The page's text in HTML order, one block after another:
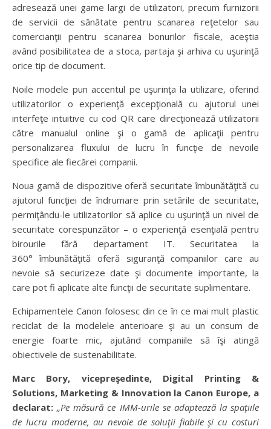
adresează unei game largi de utilizatori, precum furnizorii
de servicii de sănătate pentru scanarea reţetelor sau
comercianţii pentru scanarea bonurilor fiscale, aceştia
având posibilitatea de a stoca, partaja şi arhiva cu uşurinţă
orice tip de document.
Noile modele pun accentul pe uşurinţa la utilizare, oferind
utilizatorilor o experienţă excepţională cu ajutorul unei
interfeţe intuitive cu cod QR care direcţionează utilizatorii
către manualul online şi o gamă de aplicaţii pentru
personalizarea fluxului de lucru în funcţie de nevoile
specifice ale fiecărei companii.
Noua gamă de dispozitive oferă securitate îmbunătăţită cu
ajutorul funcţiei de îndrumare prin setările de securitate,
permiţându-le utilizatorilor să aplice cu uşurinţă un nivel de
securitate corespunzător – o experienţă esenţială pentru
birourile fără departament IT. Securitatea la
360° îmbunătăţită oferă siguranţă companiilor care au
nevoie să securizeze date şi documente importante, la
care pot fi aplicate alte funcţii de securitate suplimentare.
Echipamentele Canon folosesc din ce în ce mai mult plastic
reciclat de la modelele anterioare şi au un consum de
energie foarte mic, ajutând companiile să îşi atingă
obiectivele de sustenabilitate.
Marc Bory, vicepreşedinte, Digital Printing &
Solutions, Marketing & Innovation la Canon Europe, a
declarat:„Pe măsură ce IMM-urile se adaptează la spaţiile
de lucru moderne, au nevoie de soluţii fiabile şi cu costuri